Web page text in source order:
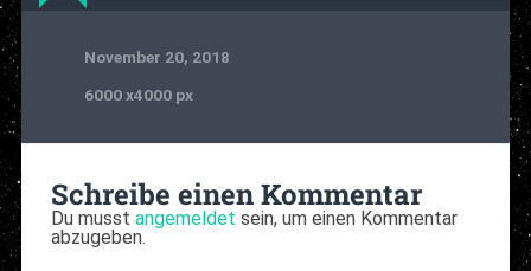
November 20, 2018
6000x4000 px
Schreibe einen Kommentar
Du musst angemeldet sein, um einen Kommentar
abzugeben.